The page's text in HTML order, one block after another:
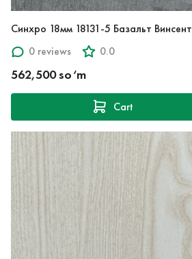
Синхро 18мм 18131-5 Базальт Винсент
0 reviews
0.0
562,500 so‘m
Cart